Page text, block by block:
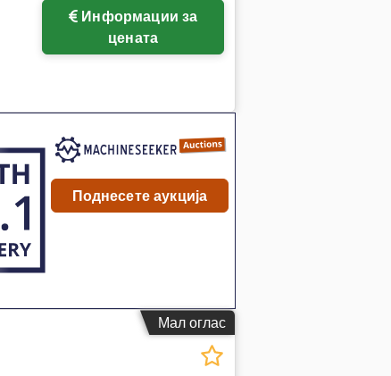
цената
Поднесете аукција
Мал оглас